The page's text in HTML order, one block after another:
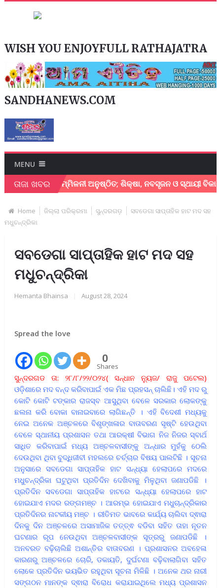
WISH YOU ENJOYFULL RATHAJATRA
SANDHANEWS.COM
MENU
ତାଜା ଖବରସମ୍ମିଳନୀ ଅନୁଷ୍ଠିତ; ଶିକ୍ଷା, ନବସୃଜନ ଓ ସ୍ଥାୟୀ ବିକାଶ
Home ଜିଲ୍ଲା ପରିକ୍ରମା ସୁନ୍ଦରଗଡ଼
ସବଡେଗା ସାପ୍ତାହିକ ହାଟ ମଦ ସହ
ମଧୁଚନ୍ଦ୍ରିକା
ସବଡେଗା ସାପ୍ତାହିକ ହାଟ ମଦ ସହ
ମଧୁଚନ୍ଦ୍ରିକା
Hemanta Bhainsa August 28, 2024
Spread the love
0
Shares
ସୁନ୍ଦରଗଡ ତା: ୨୮/୮/୨୨/୦୨୪( ସନ୍ଧାନ ନ୍ୟୁଜ/ ରାଜୁ ପଟେଲ)
ଓଡ଼ିଶାରେ ମଦ ବନ୍ଦ କରିବାପାଇଁ ଏକ ମିଛ ପ୍ରହସନ୍ ଚାଲିଛି। ଏହି ମଦ ରୁ
କୋଟି କୋଟି ଟଙ୍କାର ରାଜସ୍ବ ଆସୁଥିବା ବେଳେ ସରକାର ଲୋକଙ୍କୁ
ଛଲନା କରି ବୋକା ବାନାଇବାରେ ଲାଗିଛନ୍ତି । ଏହି ବିଦେଶୀ ମଧ୍ୟକୁ
ନେଇ ଅନେକ ଅଞ୍ଚଳରେ ବିଶୃଙ୍ଖଳାର ବାତାବରଣ ସୃଷ୍ଟି ହେଉଥିବା
ବେଳେ ସ୍ଥାନୀୟ ପ୍ରଶାସନ ତଥା ଆରକ୍ଷୀ ବିଭାଗ ନିଜ ନିଜର ସ୍ବାର୍ଥ
ସାଧିତ କରିବାପାଇଁ ମଧ୍ୟ ଅଞ୍ଚଳବାସୀଙ୍କୁ ଅନ୍ଧାର ମୁହଁକୁ ଠେଲି
ଦେଉଥିବା ଥିବା ବୁଦ୍ଧିଜୀବୀ ମହଲରେ ଚର୍ଚ୍ଚାର ବିଷୟ ପାଲଟିଛି । ସୂଚନା
ଅନୁସାରେ ସବଡେଗା ସାପ୍ତାହିକ ହାଟ ସନ୍ଧ୍ୟା ହେଲାପରେ ମଦରେ
ମଧୁଚନ୍ଦ୍ରିକା ଘଟୁଥିବା ପ୍ରତିଦିନ ଦେଖିବାକୁ ମିଳୁଥିବା ଜଣାପଡିଛି ।
ପ୍ରତିଦିନ ସବଡେଗା ସାପ୍ତାହିକ ହାଟରେ ସନ୍ଧ୍ୟା ହେଲାପରେ ହାଟ
ହୋଇଯାଏ ମଦର ରଙ୍ଗମଞ୍ଚ । ଆରମ୍ଭ ହୋଇଯାଏ ମଧୁଚାନ୍ଦ୍ରିକାର
ପ୍ରତିଦିନର ନାଟକୀୟ ମଞ୍ଚ । ରୀତିମତ ଭାବରେ କାର୍ଯ୍ୟ ଚାଲିବା ଦ୍ଵାରା
ଦିନକୁ ଦିନ ଅଞ୍ଚଳରେ ଅସାମାଜିକ ତତ୍ତ୍ଵ ବଡିବା ସହିତ ତାହା ନୂତନ
ଘଟଣାର ରୂପ ନେଉଥିବା ଅଞ୍ଚଳବାସୀଙ୍କ ସୂତ୍ରରୁ ଜଣାପଡିଛି ।
ଅନବରତ ବଢ଼ିଚାଲିଛି ଅଶାନ୍ତିର ବାତାବରଣ । ପ୍ରଶାସନର ଅବହେଳା
କାରଣରୁ ଅଞ୍ଚଳରେ ଚୋରି, ଡକାୟତି, ଦୁର୍ଘଟଣା ବଢ଼ିବାଲାଗିବା ସହିତ
ଲୋକେ ପ୍ରତିଦିନ ଭୟଭିତ ରହୁଥିବା ସୂଚନା ମିଳିଛି । ଅନେକ ଥର ନାରୀ
ସଙ୍ଗଠନ ମାନଙ୍କ ଦ୍ଵାରା ବିରୋଧ କରାଯାଇଥିଲେ ମଧ୍ୟ ପ୍ରଶାସନ